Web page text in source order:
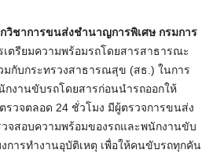
วิชาการขนส่งชำนาญการพิเศษ กรมการ
เตรียมความพร้อมรถโดยสารสาธารณะ
มกับกระทรวงสาธารณสุข (สธ.) ในการ
กงานขับรถโดยสารก่อนนำรถออกให้
รวจตลอด 24 ชั่วโมง มีผู้ตรวจการขนส่ง
จสอบความพร้อมของรถและพนักงานขับ
การทำงานอุบัติเหตุ เพื่อให้คนขับรถทุกคัน